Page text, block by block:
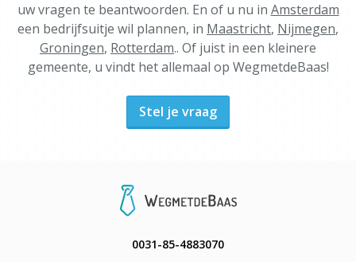
uw vragen te beantwoorden. En of u nu in Amsterdam
een bedrijfsuitje wil plannen, in Maastricht, Nijmegen,
Groningen, Rotterdam.. Of juist in een kleinere
gemeente, u vindt het allemaal op WegmetdeBaas!
Stel je vraag
0031-85-4883070